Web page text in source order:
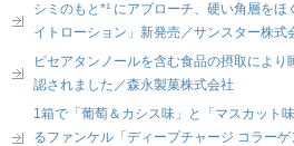
シミのもと*¹ にアプローチ、硬い角層を
イトローション」新発売／サンスター株式
ピセアタンノールを含む食品の摂取によ
認されました／森永製菓株式会社
1箱で「葡萄＆カシス味」と「マスカット
るファンケル「ディープチャージ コラー